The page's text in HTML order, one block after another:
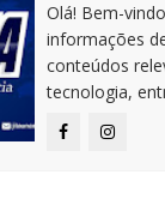
Olá! Bem-
informações
conteúdos
tecnologia,